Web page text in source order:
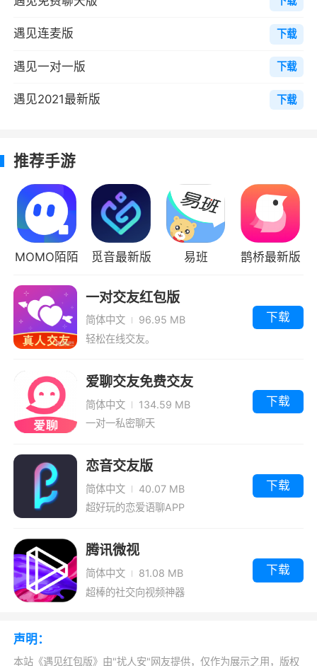
4、即时通讯：图文表情加语音，聚会来往
无秘密，聊吧唱吧来爱吧，天天有feel被宠爱
5、悠悠比邻，微爱风尘，恋恋不忘，秀色
伊人。勇敢告别单身狗，陪我一起寻找属于我们
的爱情小镇
拿出来使用非常便捷，同时操作和交友都是免费
的让你在闲暇时间可以认识更多的人，软件还支
持朋友圈子，记录你生活中点点滴滴的美好时光
更能将你的快乐分享给其他网友
2、遇见是最具年轻气息的陌生人社交平
台！遇见全球超过5000万用户 x 90/95后 x 24
小时热闹社区。 交友利器？恋爱元气弹？哇塞，
美眉甜蜜约。浓情蜜意花田错、告别寂寞不孤
单，寻欢找对象、热恋有红娘，约爱用遇见，珍
爱不寻常
3、遇见红包版app这里很多的一些信息都可
以给大家提供，有了，大家，看新闻，看剧更加
的方便，很适合老人们，眼睛不清楚的用户使用
更新日志
提升了稳定性。
遇见连麦版 下载
遇见一对一版 下载
遇见2021最新版 下载
推荐手游
MOMO陌陌 觅音最新版 易班 鹊桥最新版
一对交友红包版
简体中文
96.95 MB
轻松在线交友。
下载
爱聊交友免费交友
简体中文
134.59 MB
一对一私密聊天
下载
恋音交友版
简体中文
40.07 MB
超好玩的恋爱语聊APP
下载
腾讯微视
简体中文
81.08 MB
超棒的社交向视频神器
下载
声明：
本站《遇见红包版》由"扰人安"网友提供，仅作为展示之用，版权